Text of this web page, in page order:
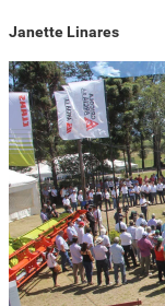
Janette Linares